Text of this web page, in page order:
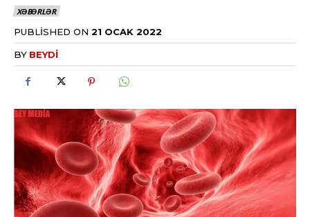
XƏBƏRLƏR
PUBLISHED ON 21 OCAK 2022
BY BEYDI